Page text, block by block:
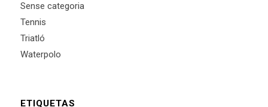
Sense categoria
Tennis
Triatló
Waterpolo
ETIQUETAS